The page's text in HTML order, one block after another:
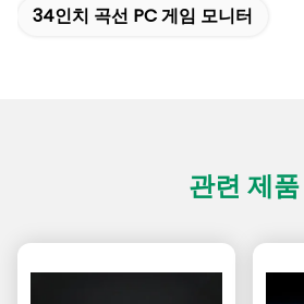
34인치 곡선 PC 게임 모니터
관련 제품